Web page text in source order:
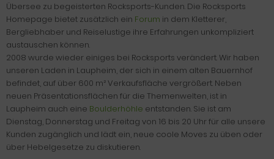
Übersee zu begeisterten Rocksports-Kunden. Die Rocksports
Homepage bietet zusätzlich ein Forum in dem Kletterer,
Bergliebhaber und Reiselustige ihre Erfahrungen unkompliziert
austauschen können.
2008 wurde wieder einiges bei Rocksports verändert. Wir haben
unseren Laden in Laupheim, der sich in einem alten Bauernhof
befindet, auf über 600 m² Verkaufsfläche vergrößert. Neben
neuen Präsentationsflächen für die Themenwelten, ist in
Laupheim auch eine Boulderhöhle entstanden. Sie ist am
Dienstag, Donnerstag und Freitag von 16 bis 20 Uhr für alle unsere
Kunden zugänglich und lädt ein, neue coole Moves zu üben oder
über Hebelgesetze zu diskutieren.